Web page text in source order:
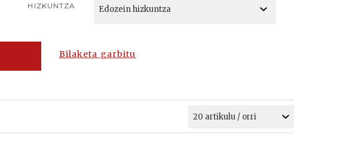
HIZKUNTZA
Bilaketa garbitu